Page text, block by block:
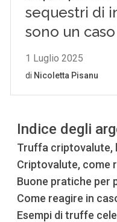
Indice degli
Truffa criptovalute,
Criptovalute, come
Buone pratiche per
Come reagire in
Esempi di truffe